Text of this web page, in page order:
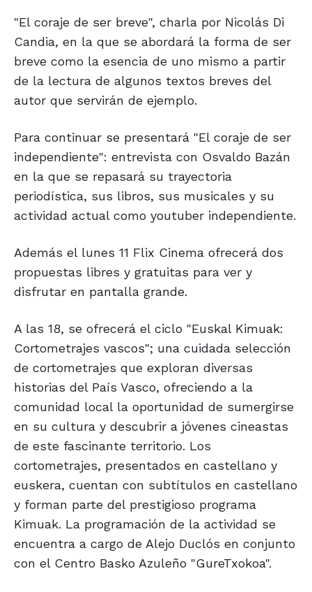
"El coraje de ser breve", charla por Nicolás Di
Candia, en la que se abordará la forma de ser
breve como la esencia de uno mismo a partir
de la lectura de algunos textos breves del
autor que servirán de ejemplo.
Para continuar se presentará "El coraje de ser
independiente": entrevista con Osvaldo Bazán
en la que se repasará su trayectoria
periodística, sus libros, sus musicales y su
actividad actual como youtuber independiente.
Además el lunes 11 Flix Cinema ofrecerá dos
propuestas libres y gratuitas para ver y
disfrutar en pantalla grande.
A las 18, se ofrecerá el ciclo "Euskal Kimuak:
Cortometrajes vascos"; una cuidada selección
de cortometrajes que exploran diversas
historias del País Vasco, ofreciendo a la
comunidad local la oportunidad de sumergirse
en su cultura y descubrir a jóvenes cineastas
de este fascinante territorio. Los
cortometrajes, presentados en castellano y
euskera, cuentan con subtítulos en castellano
y forman parte del prestigioso programa
Kimuak. La programación de la actividad se
encuentra a cargo de Alejo Duclós en conjunto
con el Centro Basko Azuleño "GureTxokoa".